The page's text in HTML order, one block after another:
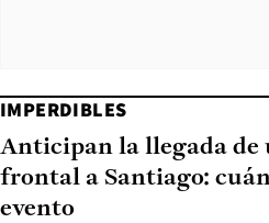
IMPERDIBLES
Anticipan la llegada de
frontal a Santiago:
evento